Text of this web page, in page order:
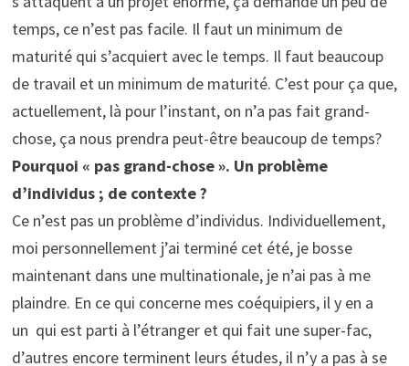
temps, ce n’est pas facile. Il faut un minimum de
maturité qui s’acquiert avec le temps. Il faut beaucoup
de travail et un minimum de maturité. C’est pour ça que,
actuellement, là pour l’instant, on n’a pas fait grand-
chose, ça nous prendra peut-être beaucoup de temps?
Pourquoi « pas grand-chose ». Un problème
d’individus ; de contexte ?
Ce n’est pas un problème d’individus. Individuellement,
moi personnellement j’ai terminé cet été, je bosse
maintenant dans une multinationale, je n’ai pas à me
plaindre. En ce qui concerne mes coéquipiers, il y en a
un qui est parti à l’étranger et qui fait une super-fac,
d’autres encore terminent leurs études, il n’y a pas à se